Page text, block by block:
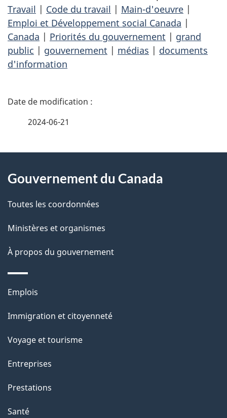
Travail | Code du travail | Main-d'oeuvre |
Emploi et Développement social Canada |
Canada | Priorités du gouvernement | grand
public | gouvernement | médias | documents
d'information
D
i
l
s
d
e
l
a
p
a
g
e
2024-06-21
propos
de
ce
site
Gouvernement du Canada
Toutes les coordonnées
Ministères et organismes
À propos du gouvernement
Thèmes
sujets
Emplois
Immigration et citoyenneté
Voyage et tourisme
Entreprises
Prestations
Santé